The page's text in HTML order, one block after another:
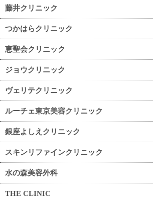
藤井クリニック
つかはらクリニック
恵聖会クリニック
ジョウクリニック
ヴェリテクリニック
ルーチェ東京美容クリニック
銀座よしえクリニック
スキンリファインクリニック
水の森美容外科
THE CLINIC